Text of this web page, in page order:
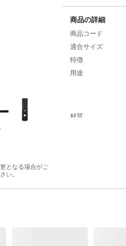
となる場合がご
い。
商品の詳細
商品コード
適合サイズ
特徴
用途
材質